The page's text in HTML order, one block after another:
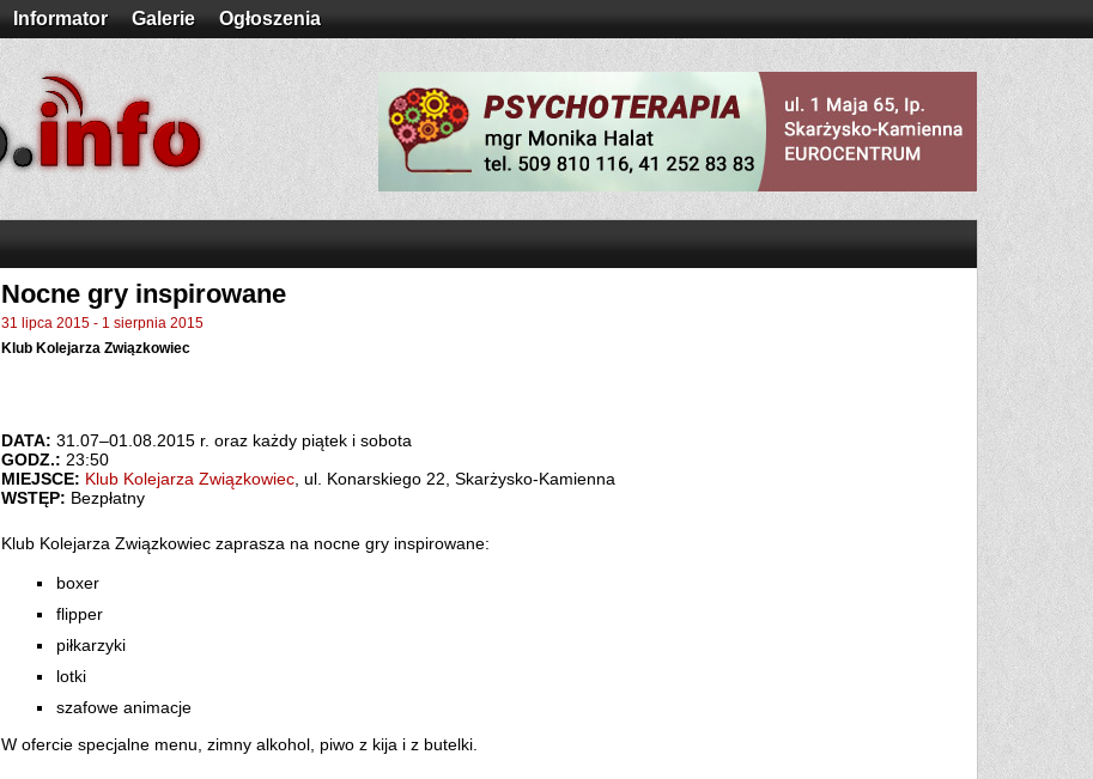
Informator Galerie Ogłoszenia
Nocne gry inspirowane
31 lipca 2015 - 1 sierpnia 2015
Klub Kolejarza Związkowiec
DATA: 31.07–01.08.2015 r. oraz każdy piątek i sobota
GODZ.: 23:50
MIEJSCE: Klub Kolejarza Związkowiec , ul. Konarskiego 22, Skarżysko-Kamienna
WSTĘP: Bezpłatny
Klub Kolejarza Związkowiec zaprasza na nocne gry inspirowane:
boxer
flipper
piłkarzyki
lotki
szafowe animacje
W ofercie specjalne menu, zimny alkohol, piwo z kija i z butelki.